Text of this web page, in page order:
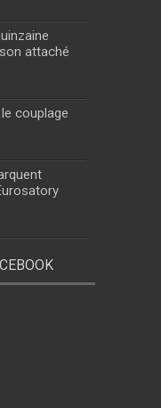
attaché
couplage